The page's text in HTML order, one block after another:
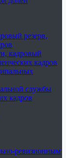
резерв,
кадровый
кадров
службы
кадров
ревизионным